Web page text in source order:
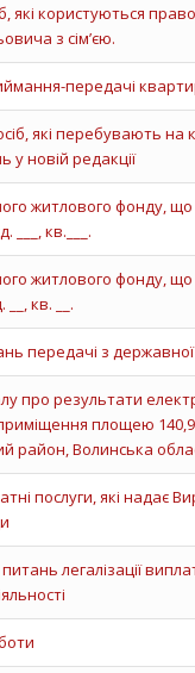
які користуються
з сім’єю.
передачі
які перебувають
новій редакції
житлового фонду,
___, кв.___.
житлового фонду,
кв. __.
передачі з
про результати
площею
район, Волинська
послуги, які надає
легалізації